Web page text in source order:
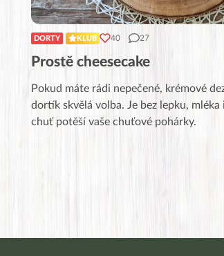
DORTY KLUB 40 27
Prostě cheesecake
Pokud máte rádi nepečené, krémové
dortík skvělá volba. Je bez lepku, mléka
chuť potěší vaše chuťové pohárky.